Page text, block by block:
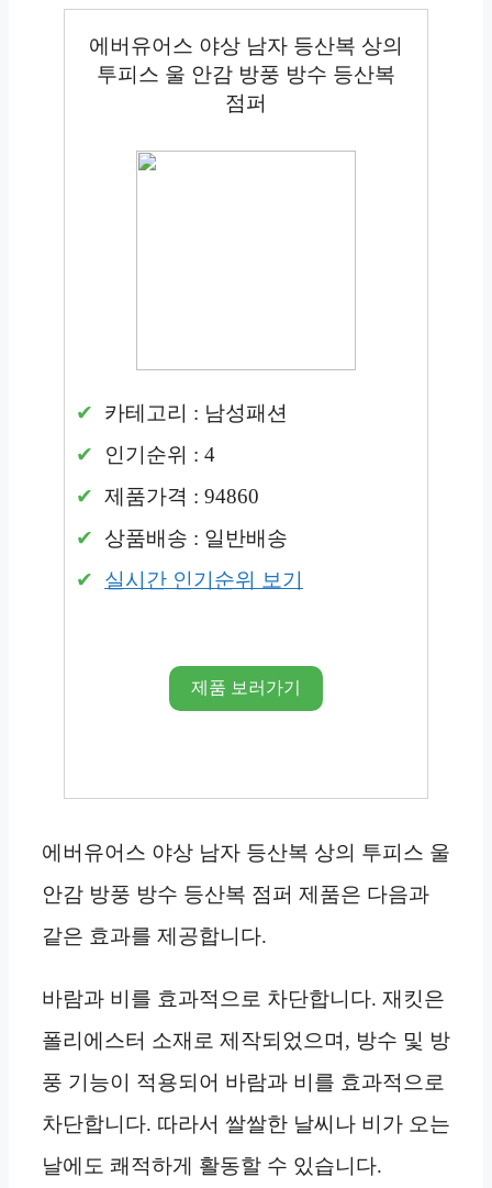
에버유어스 야상 남자 등산복 상의
투피스 울 안감 방풍 방수 등산복
점퍼
카테고리 : 남성패션
인기순위 : 4
제품가격 : 94860
상품배송 : 일반배송
실시간 인기순위 보기
제품 보러가기
에버유어스 야상 남자 등산복 상의 투피스 울
안감 방풍 방수 등산복 점퍼 제품은 다음과
같은 효과를 제공합니다.
바람과 비를 효과적으로 차단합니다. 재킷은
폴리에스터 소재로 제작되었으며, 방수 및 방
풍 기능이 적용되어 바람과 비를 효과적으로
차단합니다. 따라서 쌀쌀한 날씨나 비가 오는
날에도 쾌적하게 활동할 수 있습니다.